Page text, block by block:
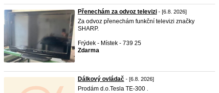
Přenechám za odvoz televizi - [6.8. 2026]
Za odvoz přenechám funkční televizi značky
SHARP.
Frýdek - Místek - 739 25
Zdarma
Dálkový ovládač - [6.8. 2026]
Prodám d.o.Tesla TE-300 .